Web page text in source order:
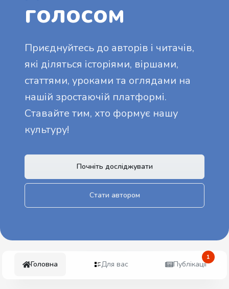
голосом
Приєднуйтесь до авторів і читачів,
які діляться історіями, віршами,
статтями, уроками та оглядами на
нашій зростаючій платформі.
Ставайте тим, хто формує нашу
культуру!
Почніть досліджувати
Стати автором
Головна Для вас Публікації
1